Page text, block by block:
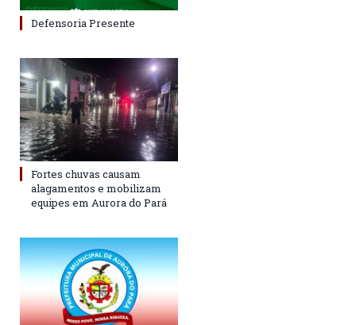
Defensoria Presente
Fortes chuvas causam
alagamentos e mobilizam
equipes em Aurora do Pará